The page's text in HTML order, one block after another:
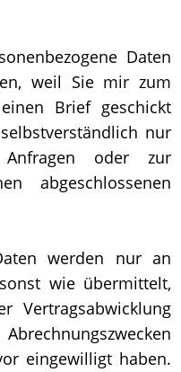
Daten
weil Sie mir zum
Brief geschickt
nur
oder zur
abgeschlossenen
werden nur an
wie übermittelt,
Vertragsabwicklung
eingewilligt haben.